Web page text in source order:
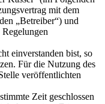
mit dem
„Betreiber“) und
einverstanden bist, so
Für die Nutzung des
veröffentlichten
Zeit geschlossen